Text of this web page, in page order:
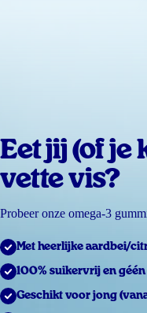
Eet jij (of je
vette vis?
Probeer onze omega-3
Met heerlijke aardbei/
100% suikervrij en
Geschikt voor jong